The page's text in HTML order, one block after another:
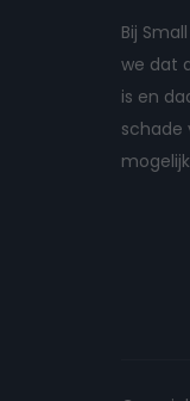
Bij
we dat
is en
schade